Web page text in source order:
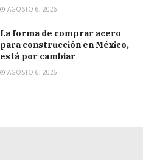
AGOSTO 6, 2026
La forma de comprar acero
para construcción en México,
está por cambiar
AGOSTO 6, 2026